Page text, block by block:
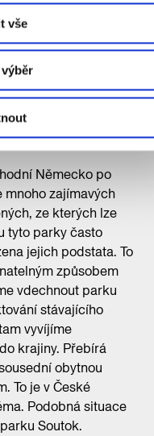
vše
se pohybujete po
projektujete
spolu
architektonickou
Mostě. Jak je na
oblasti kvality
Německo po
mnoho zajímavých
ze kterých lze
tyto parky často
jejich podstata. To
způsobem
vdechnout parku
stávajícího
vyvíjíme
krajiny. Přebírá
obytnou
To je v České
Podobná situace
Soutok.